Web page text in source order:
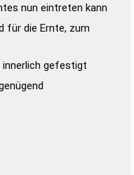
nun eintreten kann
für die Ernte, zum
innerlich gefestigt